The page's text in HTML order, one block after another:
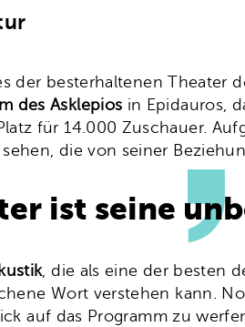
der besterhaltenen Theater
des Asklepios in Epidauros,
für 14.000 Zuschauer.
die von seiner
ist seine
, die als eine der besten
Wort verstehen kann.
auf das Programm zu